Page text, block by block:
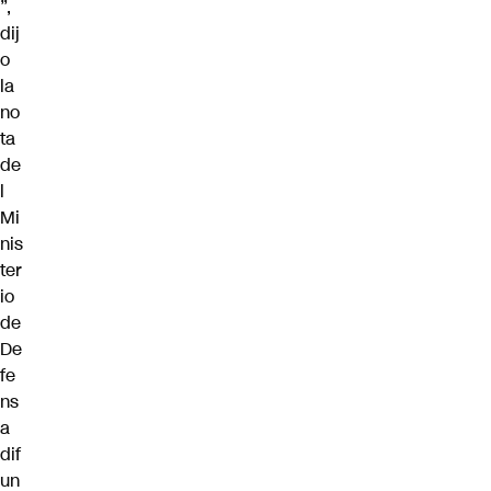
”,
dij
o
la
no
ta
de
l
Mi
nis
ter
io
de
De
fe
ns
a
dif
un